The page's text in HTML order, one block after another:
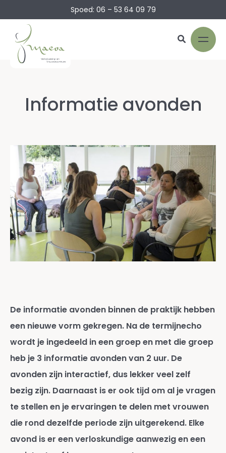
Spoed: 06 – 53 64 09 79
Informatie avonden
De informatie avonden binnen de praktijk hebben
een nieuwe vorm gekregen. Na de termijnecho
wordt je ingedeeld in een groep en met die groep
heb je 3 informatie avonden van 2 uur. De
avonden zijn interactief, dus lekker veel zelf
bezig zijn. Daarnaast is er ook tijd om al je vragen
te stellen en je ervaringen te delen met vrouwen
die rond dezelfde periode zijn uitgerekend. Elke
avond is er een verloskundige aanwezig en een